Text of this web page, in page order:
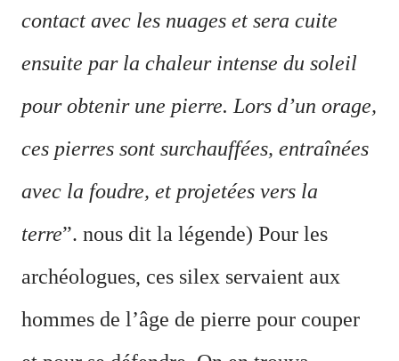
contact avec les nuages et sera cuite
ensuite par la chaleur intense du soleil
pour obtenir une pierre. Lors d’un orage,
ces pierres sont surchauffées, entraînées
avec la foudre, et projetées vers la
terre”. nous dit la légende) Pour les
archéologues, ces silex servaient aux
hommes de l’âge de pierre pour couper